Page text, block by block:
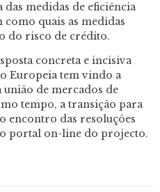
medidas de eficiência
como quais as medidas
do risco de crédito.
concreta e incisiva
Europeia tem vindo a
de mercados de
tempo, a transição para
encontro das resoluções
portal on-line do projecto.